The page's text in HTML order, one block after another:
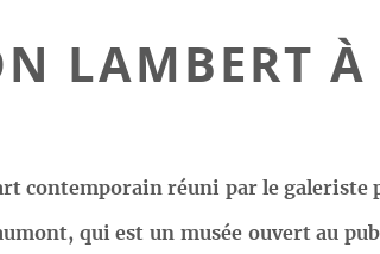
LAMBERT
contemporain réuni par le galeriste
qui est un musée ouvert au